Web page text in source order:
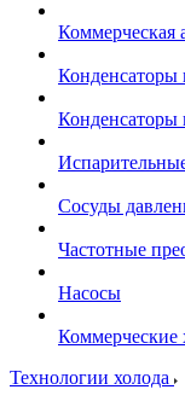
Коммерческая
Конденсаторы
Конденсаторы
Сосуды
Частотные
Насосы
Коммерческие
Технологии холода